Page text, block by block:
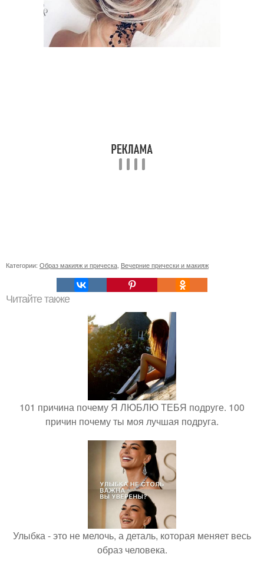
Категории: Образ макияж и прическа Вечерние прически и макияж
Читайте также
101 причина почему Я ЛЮБЛЮ ТЕБЯ подруге. 100
причин почему ты моя лучшая подруга.
Улыбка - это не мелочь, а деталь, которая меняет весь
образ человека.